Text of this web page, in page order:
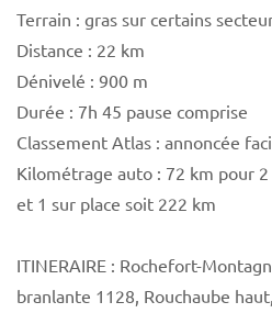
Terrain : gras sur certains
Distance : 22 km
Dénivelé : 900 m
Durée : 7h 45 pause comprise
Classement Atlas : annoncée
Kilométrage auto : 72 km pour
et 1 sur place soit 222 km
ITINERAIRE : Rochefort-
branlante 1128, Rouchaube haut,